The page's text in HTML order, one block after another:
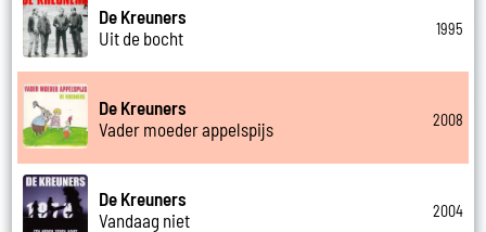
De Kreuners
Uit de bocht
1995
De Kreuners
Vader moeder appelspijs
2008
De Kreuners
Vandaag niet
2004